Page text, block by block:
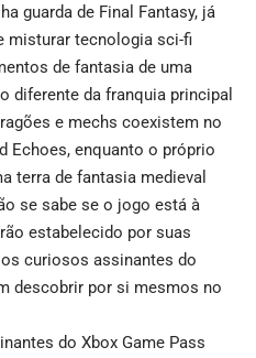
guarda de Final Fantasy, já
misturar tecnologia sci-fi
de fantasia de uma
diferente da franquia principal
e mechs coexistem no
Echoes, enquanto o próprio
terra de fantasia medieval
se sabe se o jogo está à
estabelecido por suas
curiosos assinantes do
descobrir por si mesmos no
do Xbox Game Pass